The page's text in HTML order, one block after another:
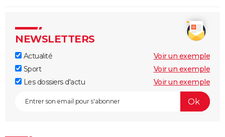
NEWSLETTERS
Actualité
Voir un exemple
Sport
Voir un exemple
Les dossiers d'actu
Voir un exemple